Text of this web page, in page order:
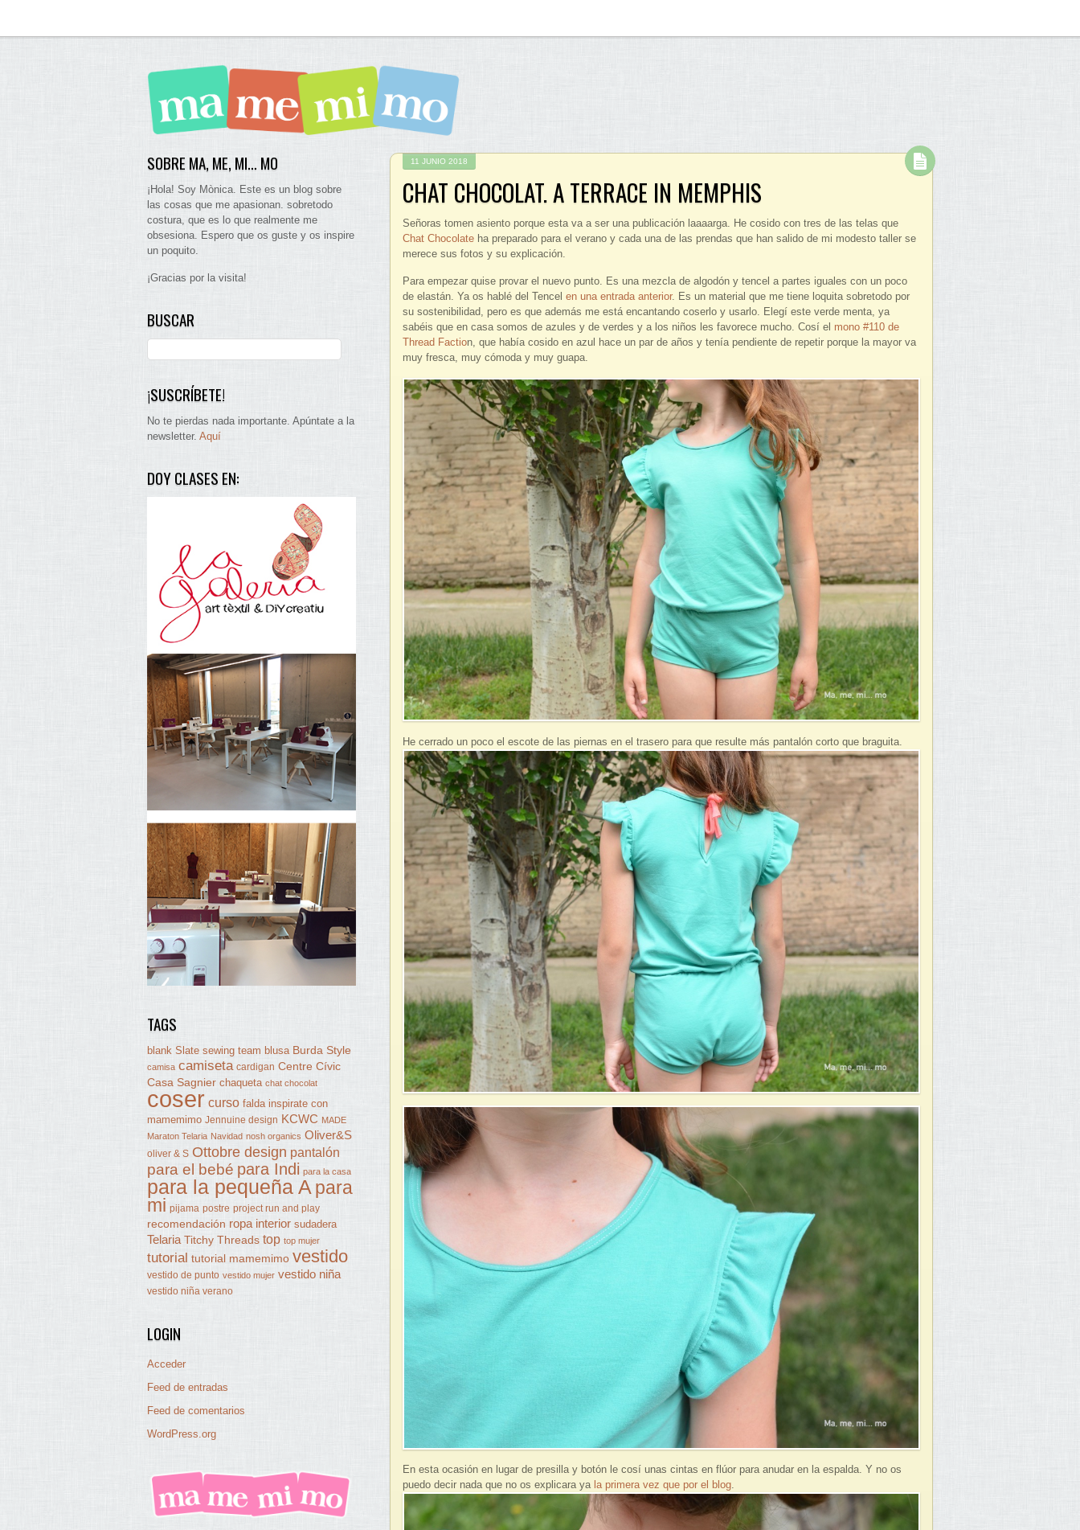
11 JUNIO 2018
CHAT CHOCOLAT. A TERRACE IN MEMPHIS
Señoras tomen asiento porque esta va a ser una publicación laaaarga. He cosido con tres de las telas que
Chat Chocolate ha preparado para el verano y cada una de las prendas que han salido de mi modesto taller se
merece sus fotos y su explicación.
Para empezar quise provar el nuevo punto. Es una mezcla de algodón y tencel a partes iguales con un poco
de elastán. Ya os hablé del Tencel en una entrada anterior. Es un material que me tiene loquita sobretodo por
su sostenibilidad, pero es que además me está encantando coserlo y usarlo. Elegí este verde menta, ya
sabéis que en casa somos de azules y de verdes y a los niños les favorece mucho. Cosí el mono #110 de
Thread Faction, que había cosido en azul hace un par de años y tenía pendiente de repetir porque la mayor va
muy fresca, muy cómoda y muy guapa.
He cerrado un poco el escote de las piernas en el trasero para que resulte más pantalón corto que braguita.
En esta ocasión en lugar de presilla y botón le cosí unas cintas en flúor para anudar en la espalda. Y no os
puedo decir nada que no os explicara ya la primera vez que por el blog.
SOBRE MA, ME, MI… MO
¡Hola! Soy Mònica. Este es un blog sobre
las cosas que me apasionan. sobretodo
costura, que es lo que realmente me
obsesiona. Espero que os guste y os inspire
un poquito.
¡Gracias por la visita!
BUSCAR
¡SUSCRÍBETE!
No te pierdas nada importante. Apúntate a la
newsletter. Aquí
DOY CLASES EN:
TAGS
blank Slate sewing team blusa Burda Style
camisa camiseta cardigan Centre Cívic
Casa Sagnier chaqueta chat chocolat
coser curso falda inspirate con
mamemimo Jennuine design KCWC MADE
Maraton Telaria Navidad nosh organics Oliver&S
oliver & S Ottobre design pantalón
para el bebé para Indi para la casa
para la pequeña A para
mi pijama postre project run and play
recomendación ropa interior sudadera
Telaria Titchy Threads top top mujer
tutorial tutorial mamemimo vestido
vestido de punto vestido mujer vestido niña
vestido niña verano
LOGIN
Acceder
Feed de entradas
Feed de comentarios
WordPress.org